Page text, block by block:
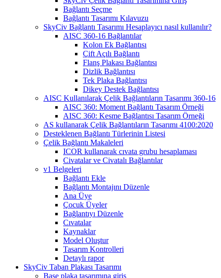
Bağlantı Seçme
Bağlantı Tasarımı Kılavuzu
SkyCiv Bağlantı Tasarımı Hesaplayıcı nasıl kullanılır?
AISC 360-16 Bağlantılar
Kolon Ek Bağlantısı
Çift Açılı Bağlantı
Flanş Plakası Bağlantısı
Dizlik Bağlantısı
Tek Plaka Bağlantısı
Dikey Destek Bağlantısı
AISC Kullanılarak Çelik Bağlantıların Tasarımı 360-16
AISC 360: Moment Bağlantı Tasarım Örneği
AISC 360: Kesme Bağlantısı Tasarım Örneği
AS kullanarak Çelik Bağlantıların Tasarımı 4100:2020
Desteklenen Bağlantı Türlerinin Listesi
Çelik Bağlantı Makaleleri
ICOR kullanarak cıvata grubu hesaplaması
Civatalar ve Civatalı Bağlantılar
v1 Belgeleri
Bağlantı Ekle
Bağlantı Montajını Düzenle
Ana Üye
Çocuk Üyeler
Bağlantıyı Düzenle
Cıvatalar
Kaynaklar
Model Oluştur
Tasarım Kontrolleri
Detaylı rapor
SkyCiv Taban Plakası Tasarımı
Base plaka tasarımına giriş